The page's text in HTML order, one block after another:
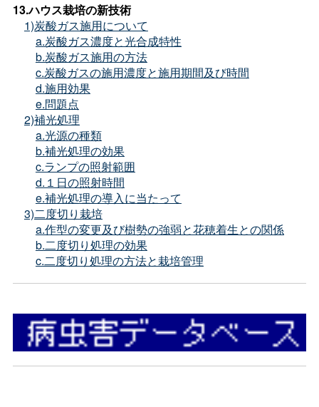
13.ハウス栽培の新技術
1)炭酸ガス施用について
a.炭酸ガス濃度と光合成特性
b.炭酸ガス施用の方法
c.炭酸ガスの施用濃度と施用期間及び時間
d.施用効果
e.問題点
2)補光処理
a.光源の種類
b.補光処理の効果
c.ランプの照射範囲
d.１日の照射時間
e.補光処理の導入に当たって
3)二度切り栽培
a.作型の変更及び樹勢の強弱と花穂着生との関係
b.二度切り処理の効果
c.二度切り処理の方法と栽培管理